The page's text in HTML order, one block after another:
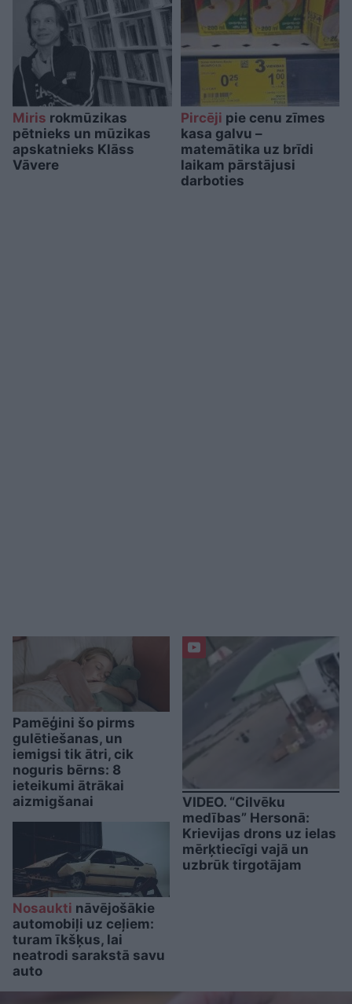
Miris rokmūzikas
pētnieks un mūzikas
apskatnieks Klāss
Vāvere
Pircēji pie cenu zīmes
kasa galvu –
matemātika uz brīdi
laikam pārstājusi
darboties
Pamēģini šo pirms
gulētiešanas, un
iemigsi tik ātri, cik
noguris bērns: 8
ieteikumi ātrākai
aizmigšanai
Nosaukti nāvējošākie
automobiļi uz ceļiem:
turam īkšķus, lai
neatrodi sarakstā savu
auto
VIDEO. “Cilvēku
medības” Hersonā:
Krievijas drons uz ielas
mērķtiecīgi vajā un
uzbrūk tirgotājam